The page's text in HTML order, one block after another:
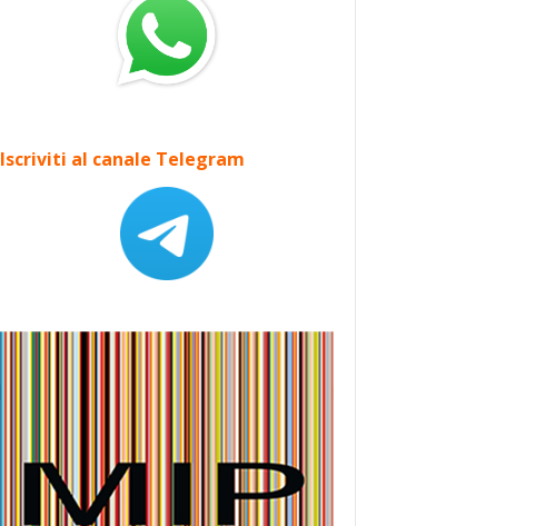
Iscriviti al canale Telegram